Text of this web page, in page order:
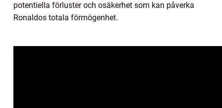
potentiella förluster och osäkerhet som kan påverka
Ronaldos totala förmögenhet.